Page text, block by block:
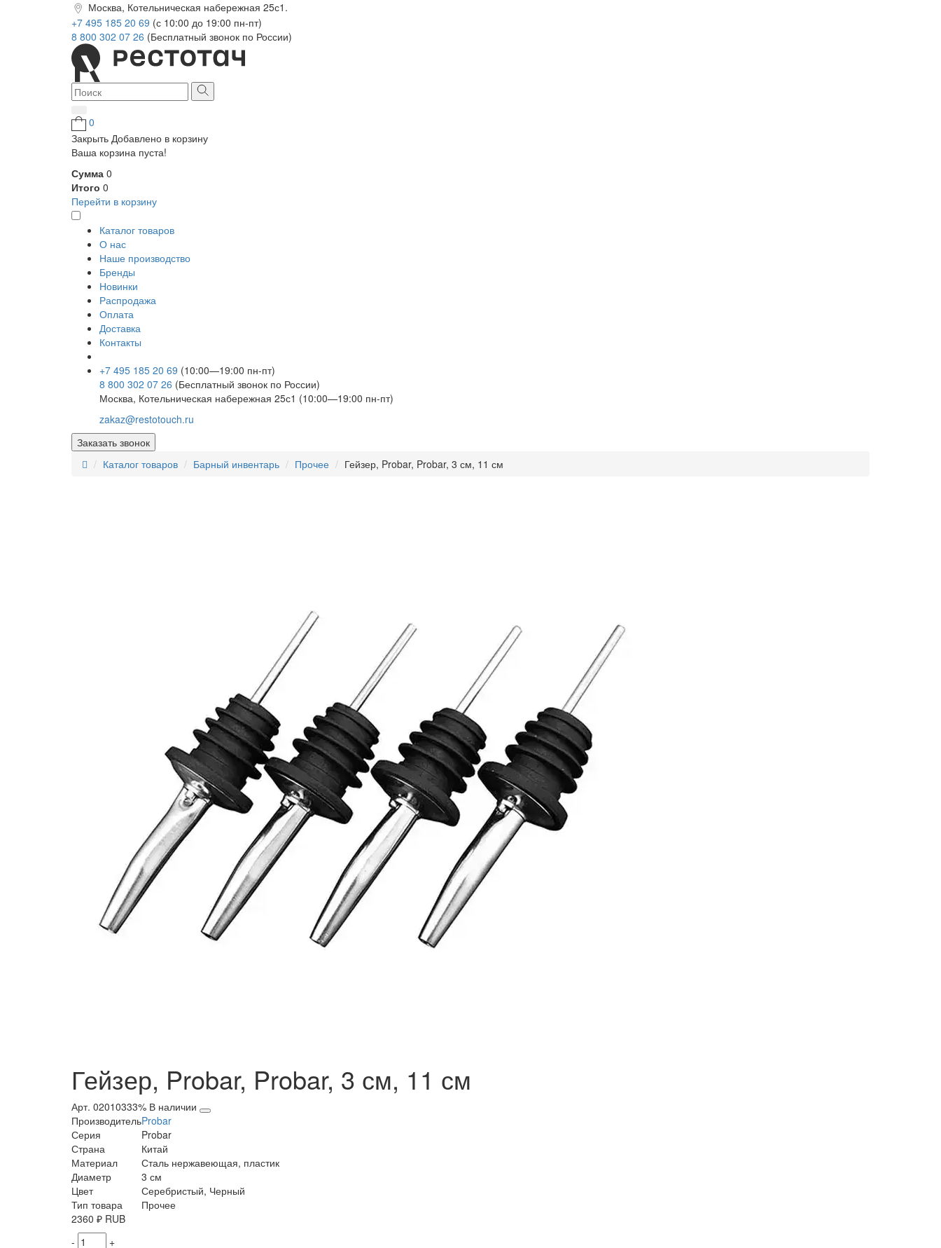
Москва, Котельническая набережная 25с1.
+7 495 185 20 69 (с 10:00 до 19:00 пн-пт)
8 800 302 07 26 (Бесплатный звонок по России)
0
Закрыть Добавлено в корзину
Ваша корзина пуста!
Сумма 0
Итого 0
Перейти в корзину
Каталог товаров
О нас
Наше производство
Бренды
Новинки
Распродажа
Оплата
Доставка
Контакты
+7 495 185 20 69 (10:00—19:00 пн-пт)
8 800 302 07 26 (Бесплатный звонок по России)
Москва, Котельническая набережная 25с1 (10:00—19:00 пн-пт)
zakaz@restotouch.ru
Заказать звонок
Каталог товаров
Барный инвентарь Прочее Гейзер, Probar, Probar, 3 см, 11 см
Гейзер, Probar, Probar, 3 см, 11 см
Арт. 02010333% В наличии
ПроизводительProbar
Серия
Probar
Страна
Китай
Материал
Сталь нержавеющая, пластик
Диаметр
3 см
Цвет
Серебристый, Черный
Тип товара
Прочее
2360 ₽ RUB
-
+